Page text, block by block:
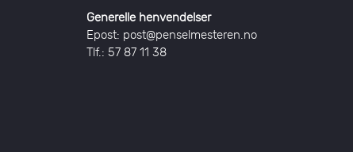
Generelle henvendelser
Epost: post@penselmesteren.no
Tlf.: 57 87 11 38